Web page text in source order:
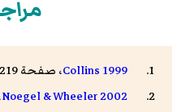
Collins 1999، صفحة 219.
Noegel & Wheeler 2002